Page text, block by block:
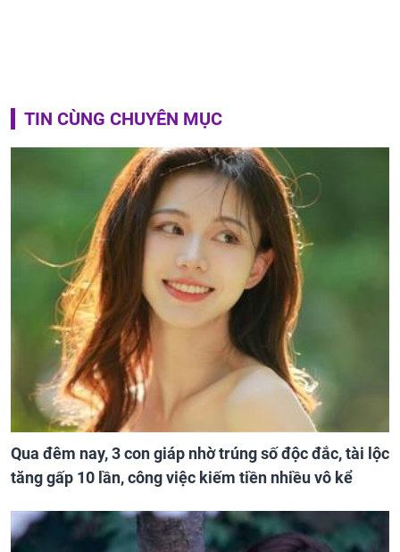
TIN CÙNG CHUYÊN MỤC
Qua đêm nay, 3 con giáp nhờ trúng số độc đắc, tài lộc
tăng gấp 10 lần, công việc kiếm tiền nhiều vô kể